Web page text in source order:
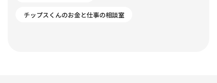
チップスくんのお金と仕事の相談室